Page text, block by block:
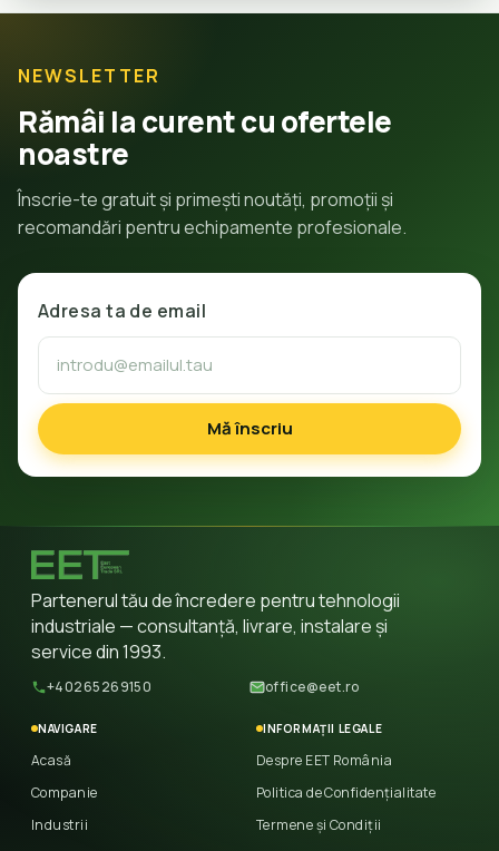
NEWSLETTER
Rămâi la curent cu ofertele
noastre
Înscrie-te gratuit și primești noutăți, promoții și
recomandări pentru echipamente profesionale.
Adresa ta de email
Mă înscriu
Partenerul tău de încredere pentru tehnologii
industriale — consultanță, livrare, instalare și
service din 1993.
+40265269150 office@eet.ro
NAVIGARE
Acasă
Companie
Industrii
INFORMAȚII LEGALE
Despre EET România
Politica de Confidențialitate
Termene și Condiții